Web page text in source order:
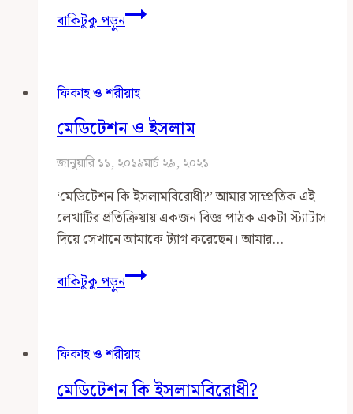
বাকিটুকু পড়ুনইসলামী
শরীয়াহর
ও
অনুমোদিত
বিকল্পের
মধ্যে
ভারসাম্য
রক্ষা
করে
চলতে
না
পারার
ফিকাহ ও শরীয়াহ
মেডিটেশন ও ইসলাম
জানুয়ারি ১১, ২০১৯মার্চ ২৯, ২০২১
‘মেডিটেশন কি ইসলামবিরোধী?’ আমার সাম্প্রতিক এই
লেখাটির প্রতিক্রিয়ায় একজন বিজ্ঞ পাঠক একটা স্ট্যাটাস
দিয়ে সেখানে আমাকে ট্যাগ করেছেন। আমার…
বাকিটুকু পড়ুনমেডিটেশন
ও
ফিকাহ ও শরীয়াহ
মেডিটেশন কি ইসলামবিরোধী?